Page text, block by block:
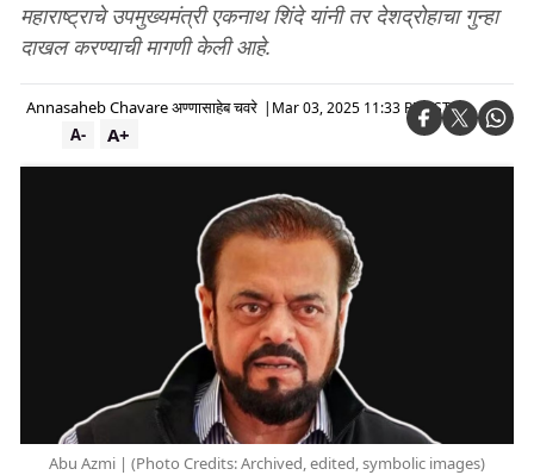
महाराष्ट्राचे उपमुख्यमंत्री एकनाथ शिंदे यांनी तर देशद्रोहाचा गुन्हा
दाखल करण्याची मागणी केली आहे.
Annasaheb Chavare अण्णासाहेब चवरे | Mar 03, 2025 11:33 PM IST
A+
A-
Abu Azmi | (Photo Credits: Archived, edited, symbolic images)